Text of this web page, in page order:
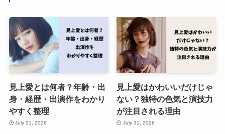
見上愛とは何者？年齢・出
身・経歴・出演作をわかり
やすく整理
July 31, 2026
見上愛はかわいいだけじゃ
ない？独特の色気と演技力
が注目される理由
July 31, 2026